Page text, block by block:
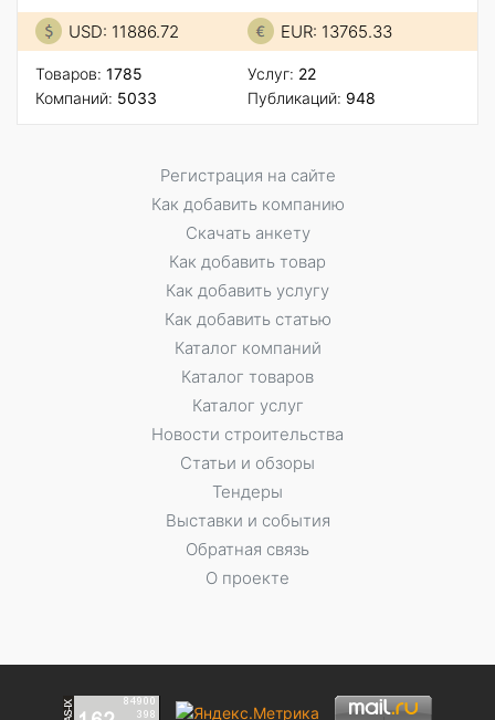
USD: 11886.72 EUR: 13765.33
Товаров: 1785
Компаний: 5033
Услуг: 22
Публикаций: 948
Регистрация на сайте
Как добавить компанию
Скачать анкету
Как добавить товар
Как добавить услугу
Как добавить статью
Каталог компаний
Каталог товаров
Каталог услуг
Новости строительства
Статьи и обзоры
Тендеры
Выставки и события
Обратная связь
О проекте